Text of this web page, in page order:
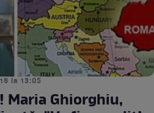
la 13:05
Maria Ghiorghiu,